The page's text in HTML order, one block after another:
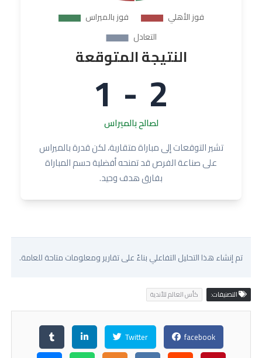
النتيجة المتوقعة
2 - 1لصالح بالميراس
تشير التوقعات إلى مباراة متقاربة، لكن قدرة بالميراس
على صناعة الفرص قد تمنحه أفضلية حسم المباراة
بفارق هدف وحيد.
تم إنشاء هذا التحليل التفاعلي بناءً على تقارير ومعلومات متاحة للعامة.
التصنيفات: كأس العالم للأندية
facebook
Twitter